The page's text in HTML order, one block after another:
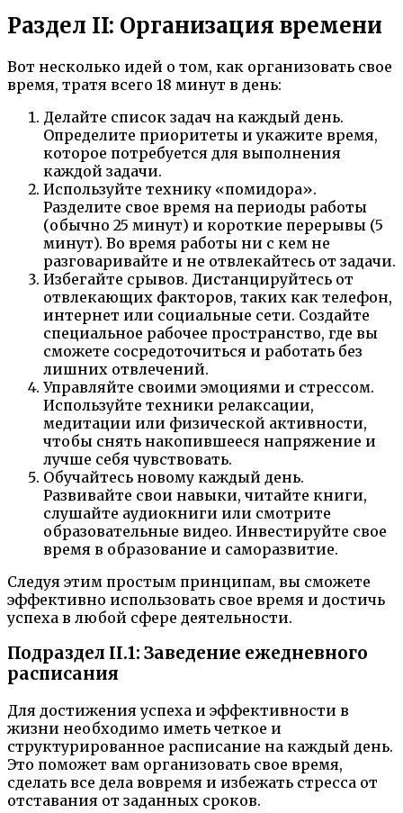
Раздел II: Организация времени
Вот несколько идей о том, как организовать свое
время, тратя всего 18 минут в день:
Делайте список задач на каждый день.
Определите приоритеты и укажите время,
которое потребуется для выполнения
каждой задачи.
Используйте технику «помидора».
Разделите свое время на периоды работы
(обычно 25 минут) и короткие перерывы (5
минут). Во время работы ни с кем не
разговаривайте и не отвлекайтесь от задачи.
Избегайте срывов. Дистанцируйтесь от
отвлекающих факторов, таких как телефон,
интернет или социальные сети. Создайте
специальное рабочее пространство, где вы
сможете сосредоточиться и работать без
лишних отвлечений.
Управляйте своими эмоциями и стрессом.
Используйте техники релаксации,
медитации или физической активности,
чтобы снять накопившееся напряжение и
лучше себя чувствовать.
Обучайтесь новому каждый день.
Развивайте свои навыки, читайте книги,
слушайте аудиокниги или смотрите
образовательные видео. Инвестируйте свое
время в образование и саморазвитие.
Следуя этим простым принципам, вы сможете
эффективно использовать свое время и достичь
успеха в любой сфере деятельности.
Подраздел II.1: Заведение ежедневного
расписания
Для достижения успеха и эффективности в
жизни необходимо иметь четкое и
структурированное расписание на каждый день.
Это поможет вам организовать свое время,
сделать все дела вовремя и избежать стресса от
отставания от заданных сроков.